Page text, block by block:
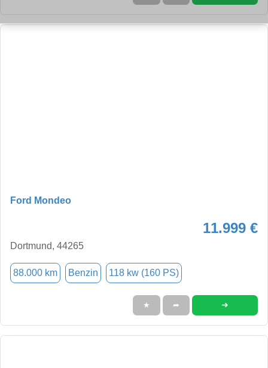
Ford Mondeo
11.999 €
Dortmund, 44265
88.000 km Benzin 118 kw (160 PS)
★ ➦ ➜